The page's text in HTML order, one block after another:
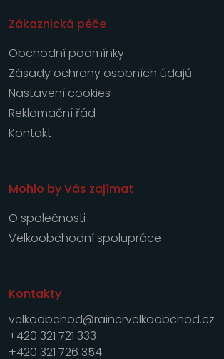
Zákaznická péče
Obchodní podmínky
Zásady ochrany osobních údajů
Nastavení cookies
Reklamační řád
Kontakt
Mohlo by Vás zajímat
O společnosti
Velkoobchodní spolupráce
Kontakty
velkoobchod@rainervelkoobchod.cz
+420 321 721 333
+420 321 726 354